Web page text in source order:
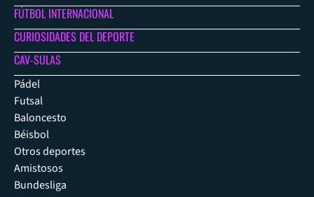
FÚTBOL INTERNACIONAL
CURIOSIDADES DEL DEPORTE
CAV-SULAS
Pádel
Futsal
Baloncesto
Béisbol
Otros deportes
Amistosos
Bundesliga